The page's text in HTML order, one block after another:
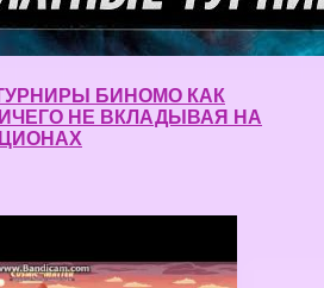
БИНОМО КАК
НЕ ВКЛАДЫВАЯ НА